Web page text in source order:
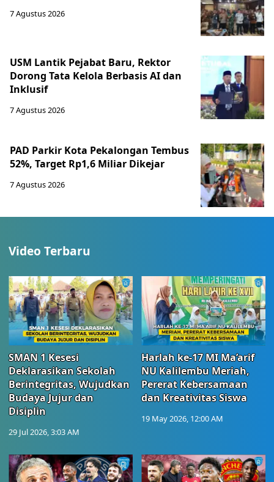
7 Agustus 2026
USM Lantik Pejabat Baru, Rektor
Dorong Tata Kelola Berbasis AI dan
Inklusif
7 Agustus 2026
PAD Parkir Kota Pekalongan Tembus
52%, Target Rp1,6 Miliar Dikejar
7 Agustus 2026
Video Terbaru
SMAN 1 Kesesi
Deklarasikan Sekolah
Berintegritas, Wujudkan
Budaya Jujur dan
Disiplin
29 Jul 2026, 3:03 AM
Harlah ke-17 MI Ma’arif
NU Kalilembu Meriah,
Pererat Kebersamaan
dan Kreativitas Siswa
19 May 2026, 12:00 AM